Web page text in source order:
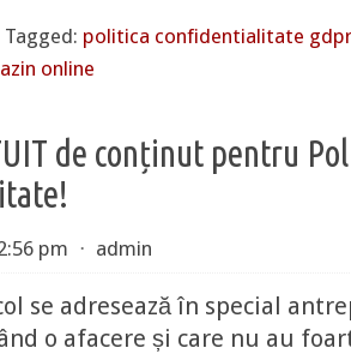
Tagged: politica confidentialitate gdpr
online
de conținut pentru
pm ⋅ admin
se adresează în special
o afacere și care nu au